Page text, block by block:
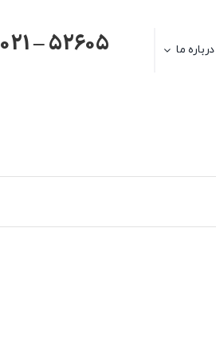
درباره ما 021 – 52605